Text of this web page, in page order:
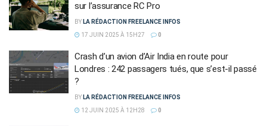
sur l’assurance RC Pro
BY LA RÉDACTION FREELANCE INFOS
17 JUIN 2025 À 15H27
0
Crash d’un avion d’Air India en route pour
Londres : 242 passagers tués, que s’est-il passé
?
BY LA RÉDACTION FREELANCE INFOS
12 JUIN 2025 À 12H28
0